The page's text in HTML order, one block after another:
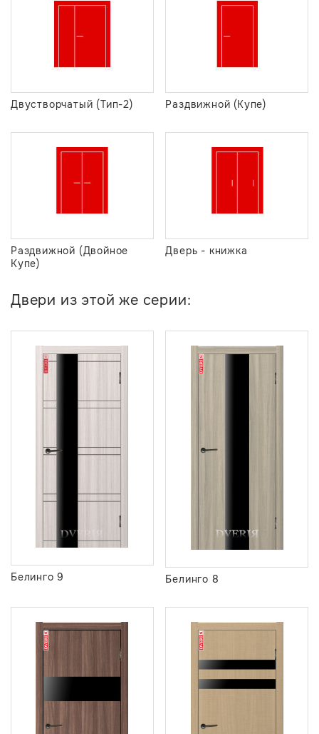
Двустворчатый (Тип-2) Раздвижной (Купе)
Раздвижной (Двойное
Купе)
Дверь - книжка
Двери из этой же серии:
Белинго 9 Белинго 8